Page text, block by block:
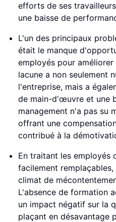
efforts de ses
une baisse de
L'un des principaux
était le manque
employés pour
lacune a non seulement
l'entreprise, mais a
de main-d'œuvre et une
management n'a pas su
offrant une
contribué à la
En traitant les employés
facilement
climat de
L'absence de formation
un impact négatif sur la
plaçant en désavantage